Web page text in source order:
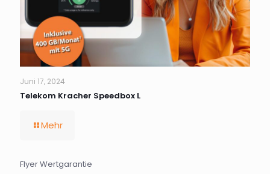
Juni 17, 2024
Telekom Kracher Speedbox L
Mehr
Flyer Wertgarantie